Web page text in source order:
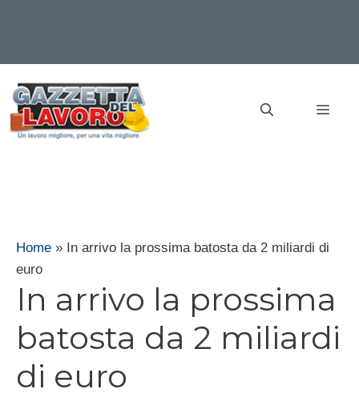
contenuto
Home » In arrivo la prossima batosta da 2 miliardi di
euro
In arrivo la prossima
batosta da 2 miliardi
di euro